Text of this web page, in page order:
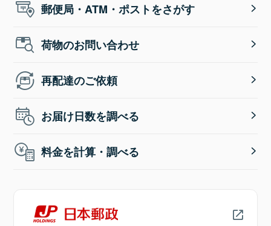
郵便局・ATM・ポストをさがす
荷物のお問い合わせ
再配達のご依頼
お届け日数を調べる
料金を計算・調べる